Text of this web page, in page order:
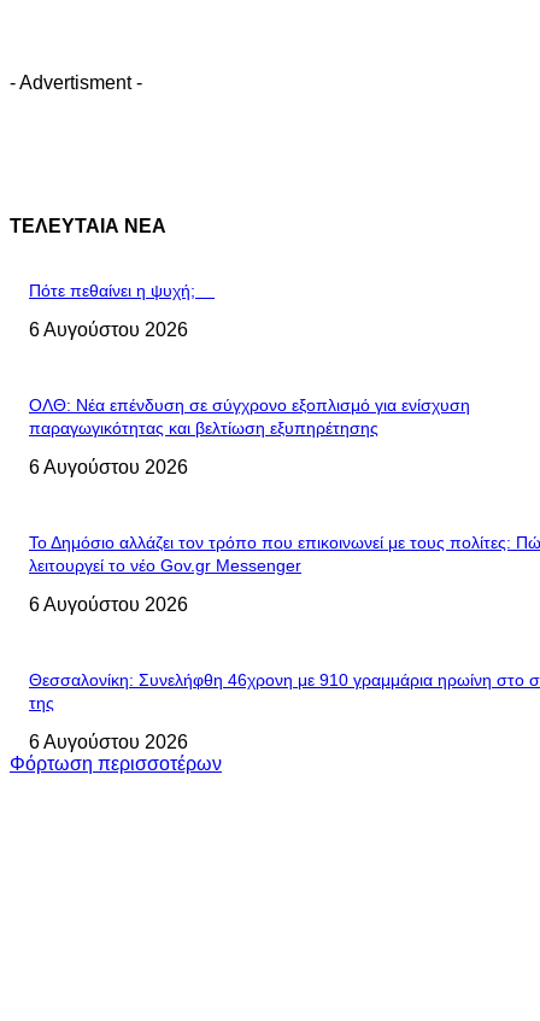
- Advertisment -
ΤΕΛΕΥΤΑΙΑ ΝΕΑ
Πότε πεθαίνει η ψυχή;
6 Αυγούστου 2026
ΟΛΘ: Νέα επένδυση σε σύγχρονο εξοπλισμό για ενίσχυση
παραγωγικότητας και βελτίωση εξυπηρέτησης
6 Αυγούστου 2026
Το Δημόσιο αλλάζει τον τρόπο που επικοινωνεί με τους πολίτες:
λειτουργεί το νέο Gov.gr Messenger
6 Αυγούστου 2026
Θεσσαλονίκη: Συνελήφθη 46χρονη με 910 γραμμάρια ηρωίνη στο
της
6 Αυγούστου 2026
Φόρτωση περισσοτέρων